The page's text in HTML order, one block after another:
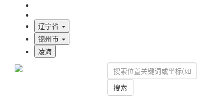
辽宁省
锦州市
凌海
搜索